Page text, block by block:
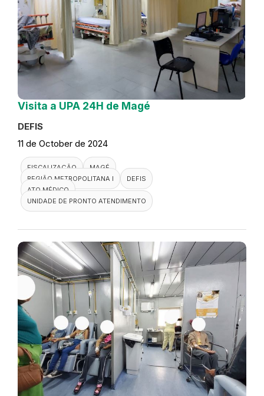
Visita a UPA 24H de Magé
DEFIS
11 de October de 2024
FISCALIZAÇÃO
MAGÉ
REGIÃO METROPOLITANA I
DEFIS
ATO MÉDICO
UNIDADE DE PRONTO ATENDIMENTO